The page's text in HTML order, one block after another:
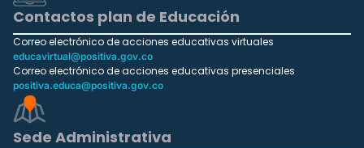
Contactos plan de Educación
Correo electrónico de acciones educativas virtuales
educavirtual@positiva.gov.co
Correo electrónico de acciones educativas presenciales
positiva.educa@positiva.gov.co
Sede Administrativa